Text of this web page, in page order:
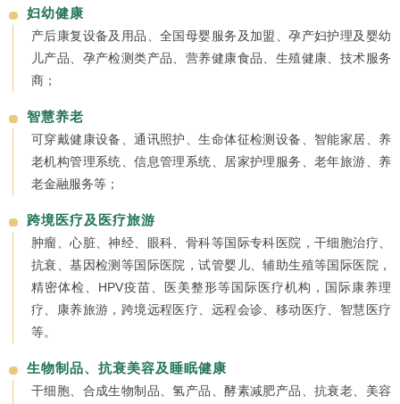
妇幼健康
产后康复设备及用品、全国母婴服务及加盟、孕产妇护理及婴幼
儿产品、孕产检测类产品、营养健康食品、生殖健康、技术服务
商；
智慧养老
可穿戴健康设备、通讯照护、生命体征检测设备、智能家居、养
老机构管理系统、信息管理系统、居家护理服务、老年旅游、养
老金融服务等；
跨境医疗及医疗旅游
肿瘤、心脏、神经、眼科、骨科等国际专科医院，干细胞治疗、
抗衰、基因检测等国际医院，试管婴儿、辅助生殖等国际医院，
精密体检、HPV疫苗、医美整形等国际医疗机构，国际康养理
疗、康养旅游，跨境远程医疗、远程会诊、移动医疗、智慧医疗
等。
生物制品、抗衰美容及睡眠健康
干细胞、合成生物制品、氢产品、酵素减肥产品、抗衰老、美容